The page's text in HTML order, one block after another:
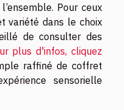
Pour ceux
variété dans le choix
de consulter des
plus d'infos, cliquez
raffiné de coffret
sensorielle